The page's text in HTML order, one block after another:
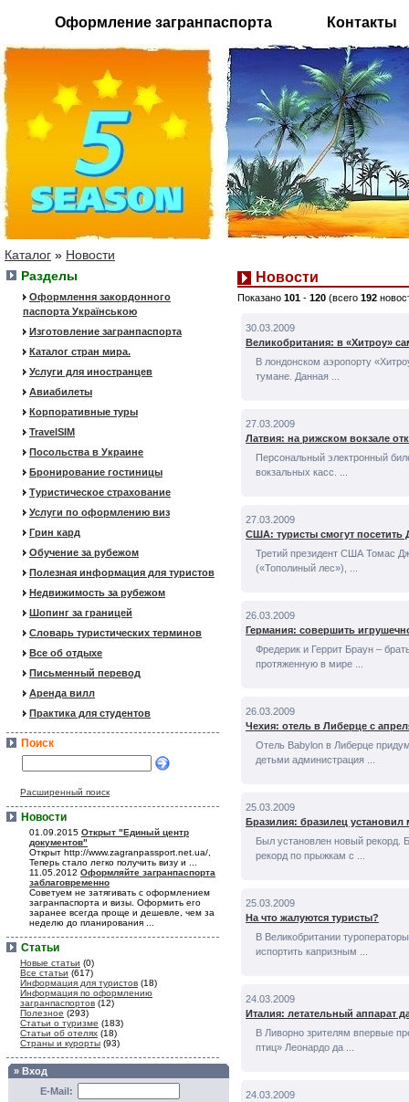
Оформление загранпаспорта Контакты
Каталог » Новости
Разделы
Оформлення закордонного
паспорта Українською
Изготовление загранпаспорта
Каталог стран мира.
Услуги для иностранцев
Авиабилеты
Корпоративные туры
TravelSIM
Посольства в Украине
Бронирование гостиницы
Туристическое страхование
Услуги по оформлению виз
Грин кард
Обучение за рубежом
Полезная информация для туристов
Недвижимость за рубежом
Шопинг за границей
Словарь туристических терминов
Все об отдыхе
Письменный перевод
Аренда вилл
Практика для студентов
Поиск
Расширенный поиск
Новости
01.09.2015 Открыт "Единый центр
документов"
Открыт http://www.zagranpassport.net.ua/,
Теперь стало легко получить визу и ...
11.05.2012 Оформляйте загранпаспорта
заблаговременно
Советуем не затягивать с оформлением
загранпаспорта и визы. Оформить его
заранее всегда проще и дешевле, чем за
неделю до планирования ...
Статьи
Новые статьи (0)
Все статьи (617)
Информация для туристов (18)
Информация по оформлению
загранпаспортов (12)
Полезное (293)
Статьи о туризме (183)
Статьи об отелях (18)
Страны и курорты (93)
» Вход
E-Mail:
Новости
Показано 101 - 120 (всего 192
30.03.2009
Великобритания: в «Хитроу»
В лондонском аэропорту
тумане. Данная ...
27.03.2009
Латвия: на рижском вокзале
Персональный электронный
вокзальных касс. ...
27.03.2009
США: туристы смогут
Третий президент США Томас
(«Тополиный лес»), ...
26.03.2009
Германия: совершить
Фредерик и Геррит Браун –
протяженную в мире ...
26.03.2009
Чехия: отель в Либерце с
Отель Babylon в Либерце
детьми администрация ...
25.03.2009
Бразилия: бразилец
Был установлен новый рекорд.
рекорд по прыжкам с ...
25.03.2009
На что жалуются туристы?
В Великобритании
испортить капризным ...
24.03.2009
Италия: летательный аппарат
В Ливорно зрителям впервые
птиц» Леонардо да ...
24.03.2009